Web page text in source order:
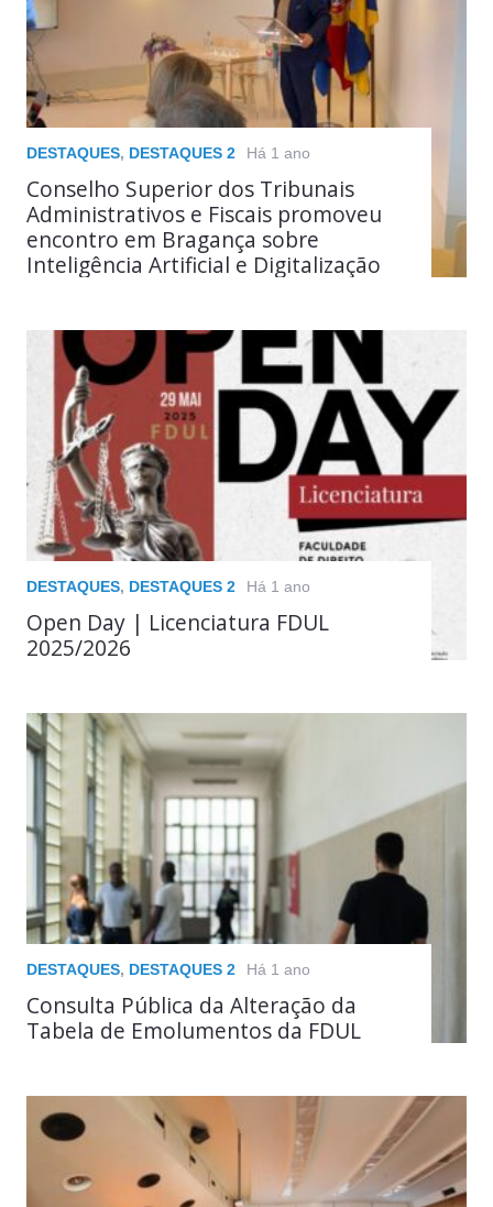
DESTAQUES, DESTAQUES 2 Há 1 ano
Conselho Superior dos Tribunais
Administrativos e Fiscais promoveu
encontro em Bragança sobre
Inteligência Artificial e Digitalização
DESTAQUES, DESTAQUES 2 Há 1 ano
Open Day | Licenciatura FDUL
2025/2026
DESTAQUES, DESTAQUES 2 Há 1 ano
Consulta Pública da Alteração da
Tabela de Emolumentos da FDUL